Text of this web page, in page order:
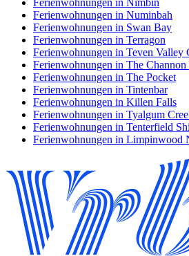
Ferienwohnungen in Numinbah
Ferienwohnungen in Swan Bay
Ferienwohnungen in Terragon
Ferienwohnungen in Teven Valley
Ferienwohnungen in The
Ferienwohnungen in The Pocket
Ferienwohnungen in Tintenbar
Ferienwohnungen in Killen Falls
Ferienwohnungen in Tyalgum
Ferienwohnungen in Tenterfield
Ferienwohnungen in Limpinwood